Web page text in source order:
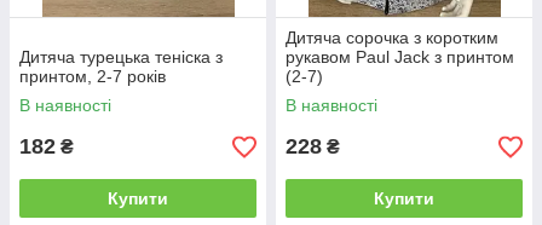
Дитяча турецька теніска з
принтом, 2-7 років
В наявності
182 ₴
Купити
Дитяча сорочка з коротким
рукавом Paul Jack з принтом
(2-7)
В наявності
228 ₴
Купити